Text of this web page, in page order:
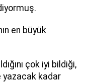
en büyük
çok iyi bildiği,
yazacak kadar